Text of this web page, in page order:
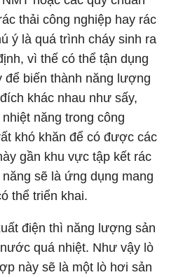
thải công nghiệp hay rác
ý là quá trình cháy sinh ra
vì thế có thể tận dụng
biến thành năng lượng
khác nhau như sấy,
năng trong công
khó khăn để có được các
gần khu vực tập kết rác
sẽ là ứng dụng mang
thể triển khai.
điện thì năng lượng sản
quá nhiệt. Như vậy lò
này sẽ là một lò hơi sản